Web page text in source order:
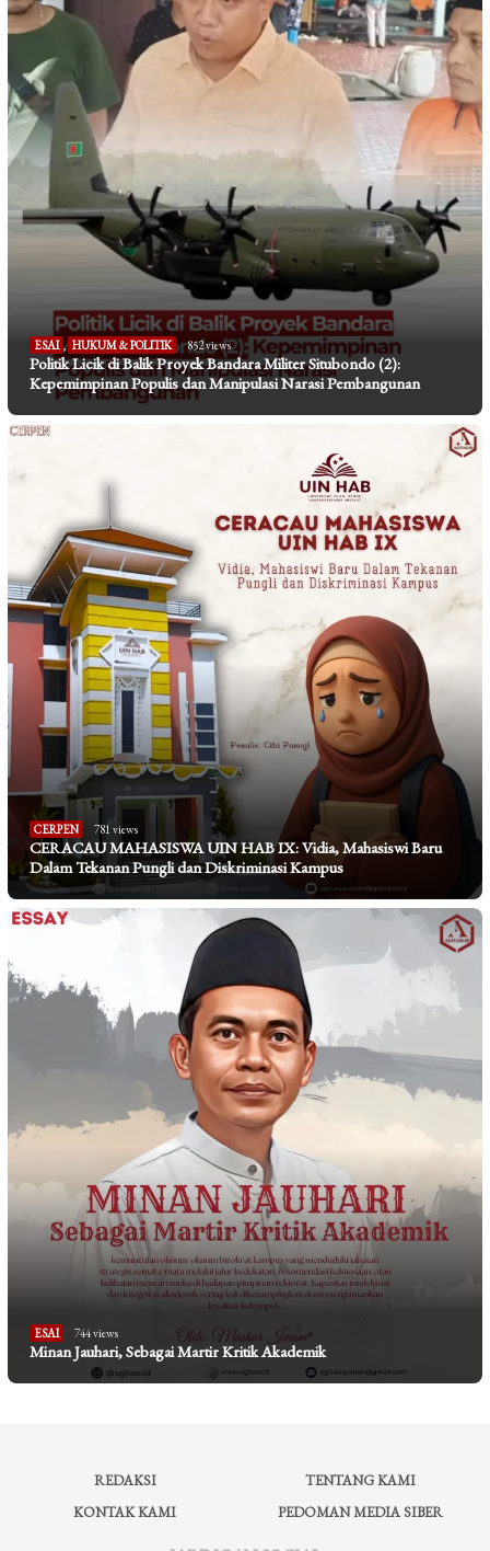
ESAI , HUKUM & POLITIK 852 views
Politik Licik di Balik Proyek Bandara Militer Situbondo (2):
Kepemimpinan Populis dan Manipulasi Narasi Pembangunan
CERPEN 781 views
CERACAU MAHASISWA UIN HAB IX: Vidia, Mahasiswi Baru
Dalam Tekanan Pungli dan Diskriminasi Kampus
ESAI 744 views
Minan Jauhari, Sebagai Martir Kritik Akademik
REDAKSI
TENTANG KAMI
KONTAK KAMI
PEDOMAN MEDIA SIBER